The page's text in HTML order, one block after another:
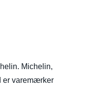
Michelin,
er varemærker